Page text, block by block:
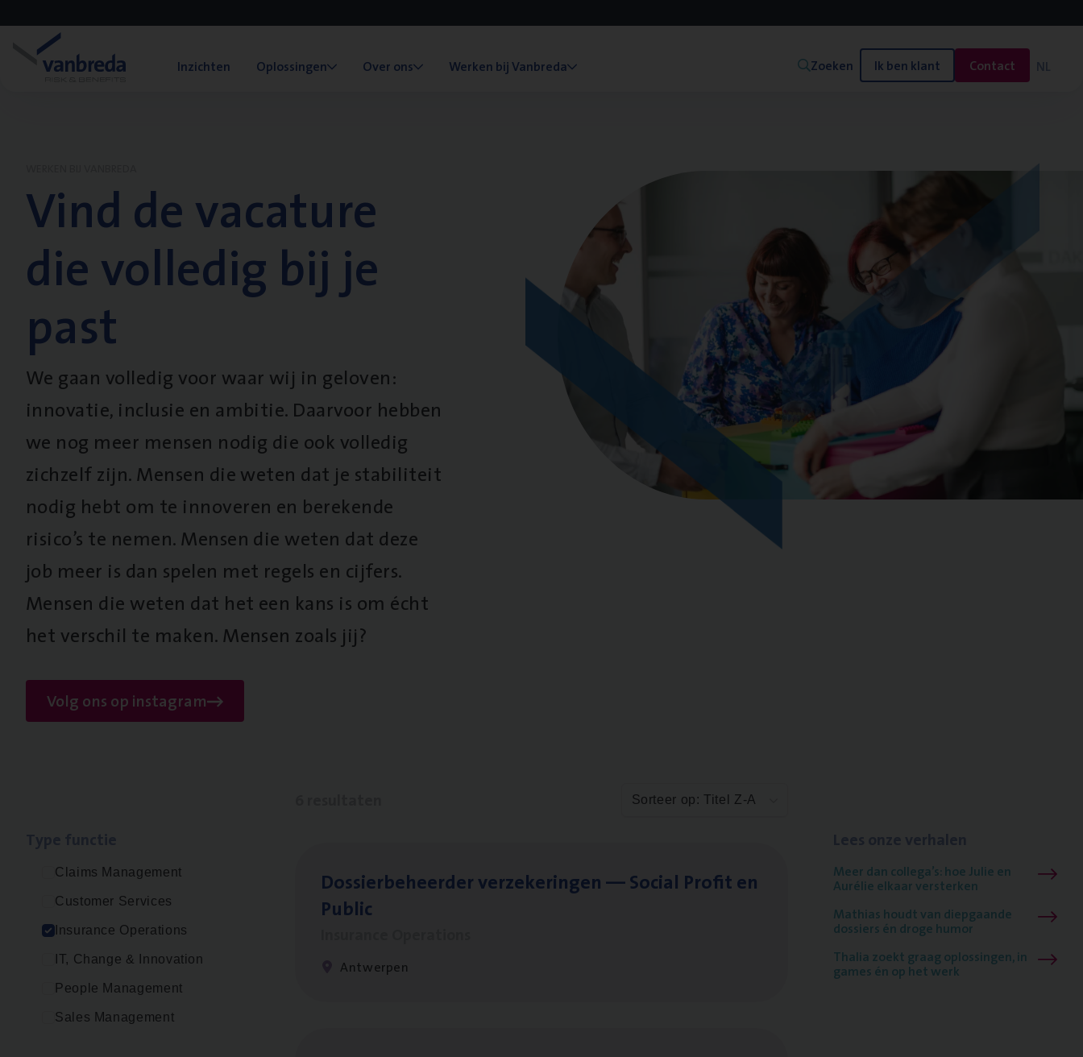
Inzichten Oplossingen Over ons Werken bij Vanbreda Zoeken Ik ben klant Contact NL
Vind de vacature
die volledig bij je
past
We gaan volledig voor waar wij in geloven:
innovatie, inclusie en ambitie. Daarvoor hebben
we nog meer mensen nodig die ook volledig
zichzelf zijn. Mensen die weten dat je stabiliteit
nodig hebt om te innoveren en berekende
risico’s te nemen. Mensen die weten dat deze
job meer is dan spelen met regels en cijfers.
Mensen die weten dat het een kans is om écht
het verschil te maken. Mensen zoals jij?
Volg ons op instagram
Claims Management
Customer Services
Insurance Operations
IT, Change & Innovation
People Management
Sales Management
Sorteer op: Titel Z-A
Dos­sier­be­heer­der ver­ze­ke­rin­gen — Soci­al Pro­fit en
Public
Antwerpen
Meer dan collega’s: hoe Julie en
Aurélie elkaar versterken
Mathias houdt van diepgaande
dossiers én droge humor
Thalia zoekt graag oplossingen, in
games én op het werk